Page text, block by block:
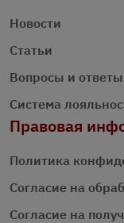
Новости
Статьи
Вопросы и ответы
Система
Правовая
Политика
Согласие на
Согласие на